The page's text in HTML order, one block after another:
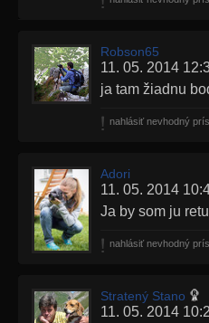
Robson65
11. 05. 2014
ja tam žiadnu
nahlásiť nevhodný
Adori
11. 05. 2014
Ja by som ju
nahlásiť nevhodný
Stratený Stano
11. 05. 2014